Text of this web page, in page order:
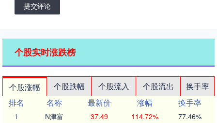
提交评论
个股实时涨跌榜
个股涨幅 个股跌幅 个股流入 个股流出
换手率
排名
名称 最新价 涨幅
换手率
1
N津富 37.49 114.72% 77.46%